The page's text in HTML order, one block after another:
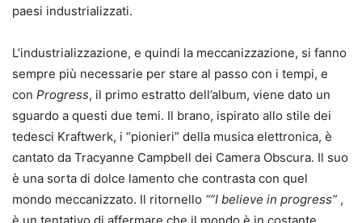
paesi industrializzati.
L’industrializzazione, e quindi la meccanizzazione, si fanno
sempre più necessarie per stare al passo con i tempi, e
con Progress, il primo estratto dell’album, viene dato un
sguardo a questi due temi. Il brano, ispirato allo stile dei
tedesci Kraftwerk, i “pionieri” della musica elettronica, è
cantato da Tracyanne Campbell dei Camera Obscura. Il suo
è una sorta di dolce lamento che contrasta con quel
mondo meccanizzato. Il ritornello “”I believe in progress” ,